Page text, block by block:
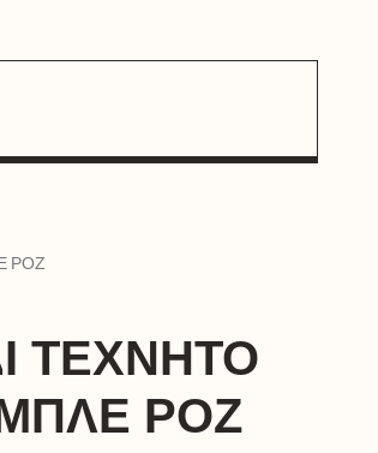
ΡΟΖ
ΤΕΧΝΗΤΟ
ΜΠΛΕ ΡΟΖ